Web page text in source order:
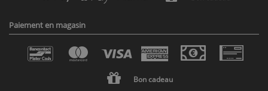
Paiement en magasin
Bon cadeau